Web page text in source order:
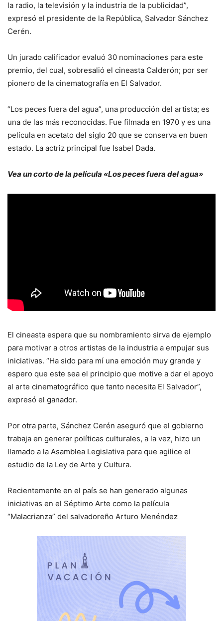
la radio, la televisión y la industria de la publicidad”,
expresó el presidente de la República, Salvador Sánchez
Cerén.
Un jurado calificador evaluó 30 nominaciones para este
premio, del cual, sobresalió el cineasta Calderón; por ser
pionero de la cinematografía en El Salvador.
“Los peces fuera del agua”, una producción del artista; es
una de las más reconocidas. Fue filmada en 1970 y es una
película en acetato del siglo 20 que se conserva en buen
estado. La actriz principal fue Isabel Dada.
Vea un corto de la película «Los peces fuera del agua»
El cineasta espera que su nombramiento sirva de ejemplo
para motivar a otros artistas de la industria a empujar sus
iniciativas. “Ha sido para mí una emoción muy grande y
espero que este sea el principio que motive a dar el apoyo
al arte cinematográfico que tanto necesita El Salvador”,
expresó el ganador.
Por otra parte, Sánchez Cerén aseguró que el gobierno
trabaja en generar políticas culturales, a la vez, hizo un
llamado a la Asamblea Legislativa para que agilice el
estudio de la Ley de Arte y Cultura.
Recientemente en el país se han generado algunas
iniciativas en el Séptimo Arte como la película
“Malacrianza” del salvadoreño Arturo Menéndez